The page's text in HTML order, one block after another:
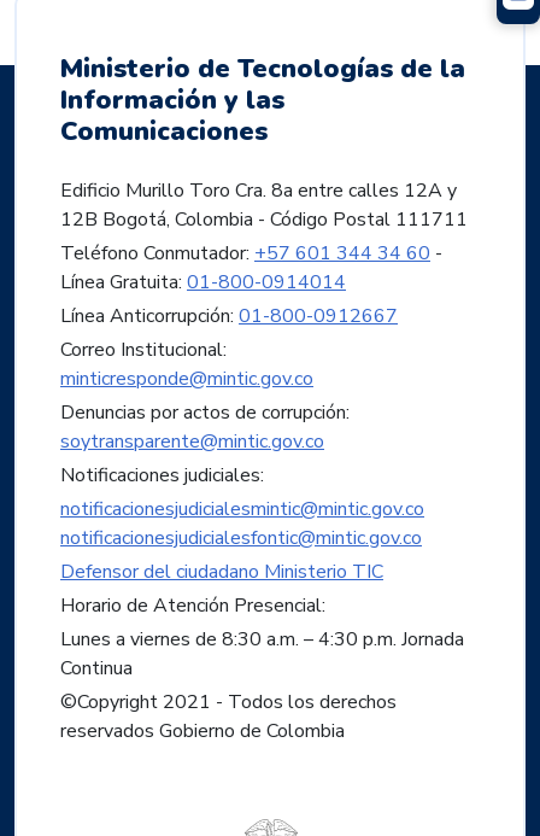
Ministerio de Tecnologías de la
Información y las
Comunicaciones
Edificio Murillo Toro Cra. 8a entre calles 12A y
12B Bogotá, Colombia - Código Postal 111711
Teléfono Conmutador: +57 601 344 34 60 -
Línea Gratuita: 01-800-0914014
Línea Anticorrupción: 01-800-0912667
Correo Institucional:
minticresponde@mintic.gov.co
Denuncias por actos de corrupción:
soytransparente@mintic.gov.co
Notificaciones judiciales:
notificacionesjudicialesmintic@mintic.gov.co
notificacionesjudicialesfontic@mintic.gov.co
Defensor del ciudadano Ministerio TIC
Horario de Atención Presencial:
Lunes a viernes de 8:30 a.m. – 4:30 p.m. Jornada
Continua
©Copyright 2021 - Todos los derechos
reservados Gobierno de Colombia